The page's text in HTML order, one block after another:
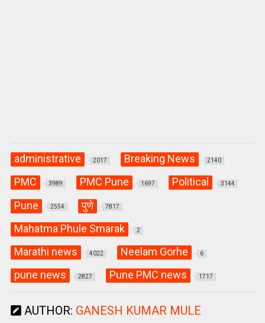
administrative 2017 Breaking News 2140
PMC 3989 PMC Pune 1697 Political 3144
Pune 2554 पुणे 7817
Mahatma Phule Smarak 2
Marathi news 4022 Neelam Gorhe 6
pune news 2827 Pune PMC news 1717
AUTHOR: GANESH KUMAR MULE